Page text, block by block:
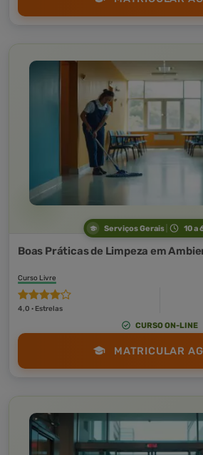
Serviços Gerais 10 a
Boas Práticas de Limpeza em
Curso Livre
4,0 · Estrelas
CURSO ON-LINE
MATRICULAR